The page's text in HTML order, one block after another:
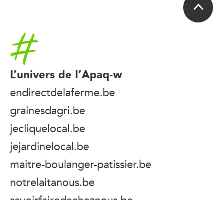
Accueil
L’univers de l’Apaq-w
endirectdelaferme.be
grainesdagri.be
jecliquelocal.be
jejardinelocal.be
maitre-boulanger-patissier.be
notrelaitanous.be